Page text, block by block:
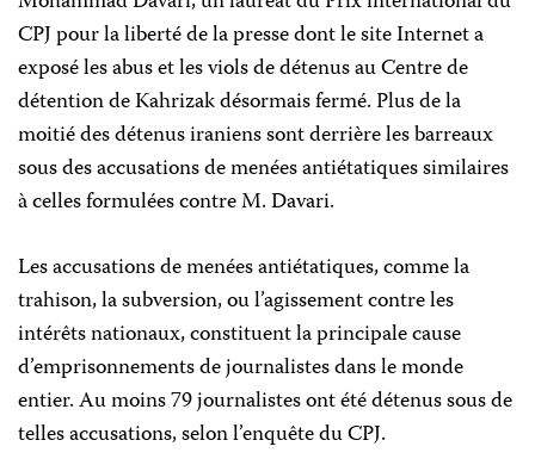
CPJ pour la liberté de la presse dont le site Internet a
exposé les abus et les viols de détenus au Centre de
détention de Kahrizak désormais fermé. Plus de la
moitié des détenus iraniens sont derrière les barreaux
sous des accusations de menées antiétatiques similaires
à celles formulées contre M. Davari.
Les accusations de menées antiétatiques, comme la
trahison, la subversion, ou l’agissement contre les
intérêts nationaux, constituent la principale cause
d’emprisonnements de journalistes dans le monde
entier. Au moins 79 journalistes ont été détenus sous de
telles accusations, selon l’enquête du CPJ.